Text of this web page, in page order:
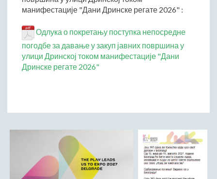
Општи и просторни положај подручја општине
Пољопривреда
Шумарство
Индустрија
Грађевинарство
Трговинa
Комунална делатност
Јавна предузећа
ДРУШТВО
манифестације "Дани Дринске регате 2026" :
Одлука о покретању поступка непосредне
погодбе за давање у закуп јавних површина у
улици Дринској током манифестације "Дани
Дринске регате 2026"